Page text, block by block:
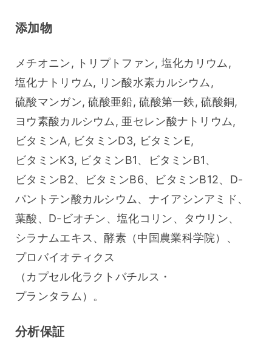
添加物
メチオニン, トリプトファン, 塩化カリウム,
塩化ナトリウム, リン酸水素カルシウム,
硫酸マンガン, 硫酸亜鉛, 硫酸第一鉄, 硫酸銅,
ヨウ素酸カルシウム, 亜セレン酸ナトリウム,
ビタミンA, ビタミンD3, ビタミンE,
ビタミンK3, ビタミンB1、ビタミンB1、
ビタミンB2、ビタミンB6、ビタミンB12、D-
パントテン酸カルシウム、ナイアシンアミド、
葉酸、D-ビオチン、塩化コリン、タウリン、
シラナムエキス、酵素（中国農業科学院）、
プロバイオティクス
（カプセル化ラクトバチルス・
プランタラム）。
分析保証